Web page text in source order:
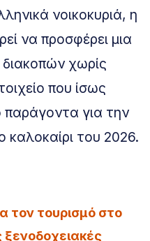
νοικοκυριά, η
να προσφέρει μια
χωρίς
που ίσως
παράγοντα για την
καλοκαίρι του 2026.
τον τουρισμό στο
ξενοδοχειακές